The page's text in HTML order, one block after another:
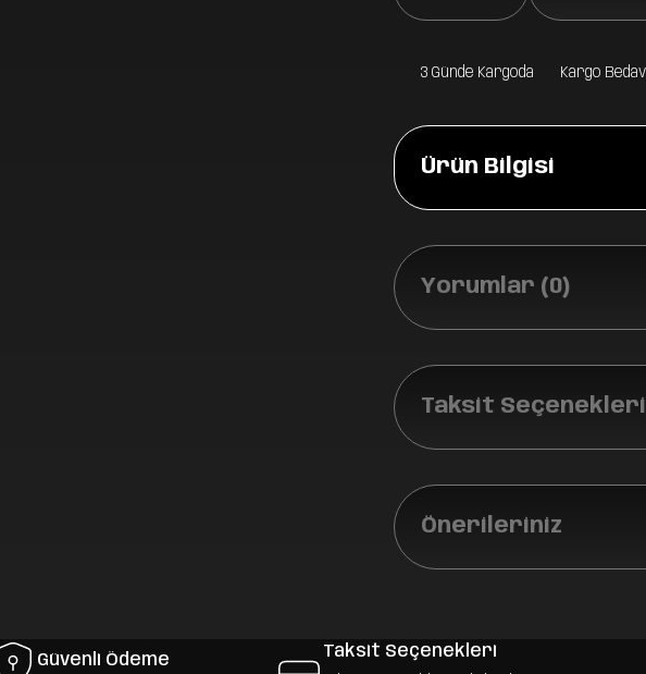
3 Günde Kargoda Kargo
Ürün Bilgisi
Yorumlar (0)
Taksit Seçenekleri
Önerileriniz
Güvenli Ödeme Taksit Seçenekleri